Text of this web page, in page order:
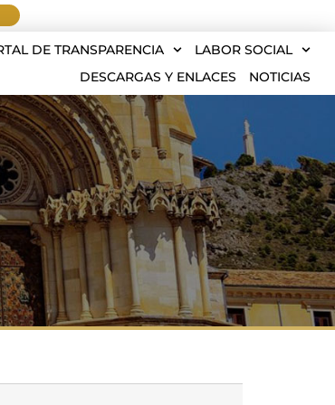
DE TRANSPARENCIA
LABOR SOCIAL
DESCARGAS Y ENLACES
NOTICIAS